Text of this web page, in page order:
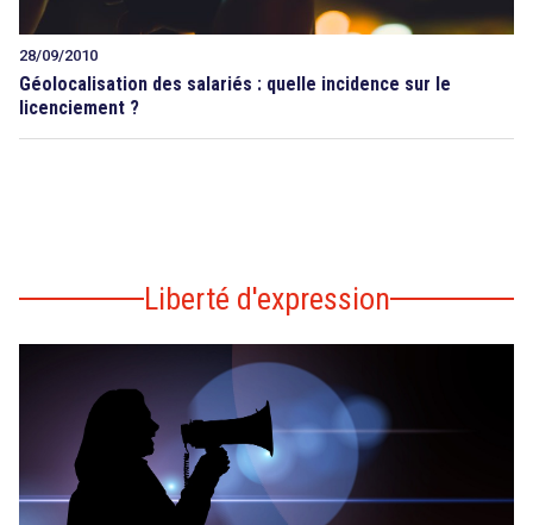
28/09/2010
Géolocalisation des salariés : quelle incidence sur le
licenciement ?
Liberté d'expression